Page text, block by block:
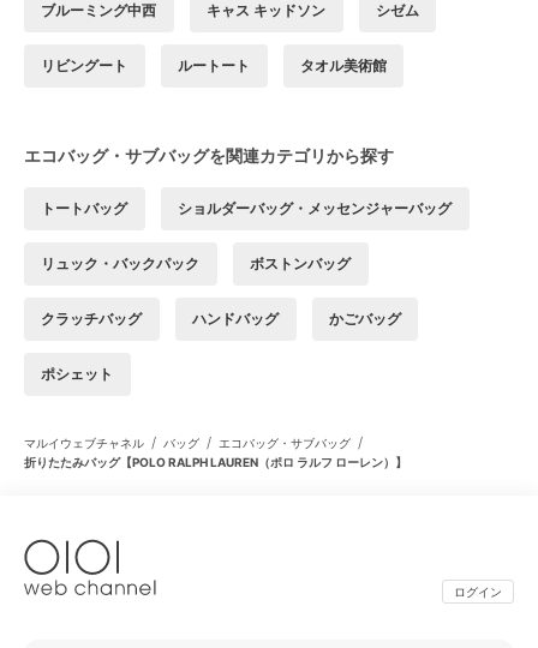
ブルーミング中西 キャス キッドソン シゼム
リビングート ルートート タオル美術館
エコバッグ・サブバッグを関連カテゴリから探す
トートバッグ ショルダーバッグ・メッセンジャーバッグ
リュック・バックパック ボストンバッグ
クラッチバッグ ハンドバッグ かごバッグ
ポシェット
マルイウェブチャネル / バッグ / エコバッグ・サブバッグ /
折りたたみバッグ【POLO RALPH LAUREN（ポロ ラルフ ローレン）】
ログイン